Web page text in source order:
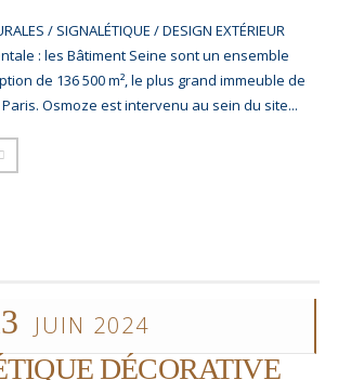
/ SIGNALÉTIQUE / DESIGN EXTÉRIEUR
: les Bâtiment Seine sont un ensemble
de 136 500 m², le plus grand immeuble de
Osmoze est intervenu au sein du site...
JUIN 2024
DÉCORATIVE